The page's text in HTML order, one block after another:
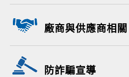
廠商與供應商相關
防詐騙宣導